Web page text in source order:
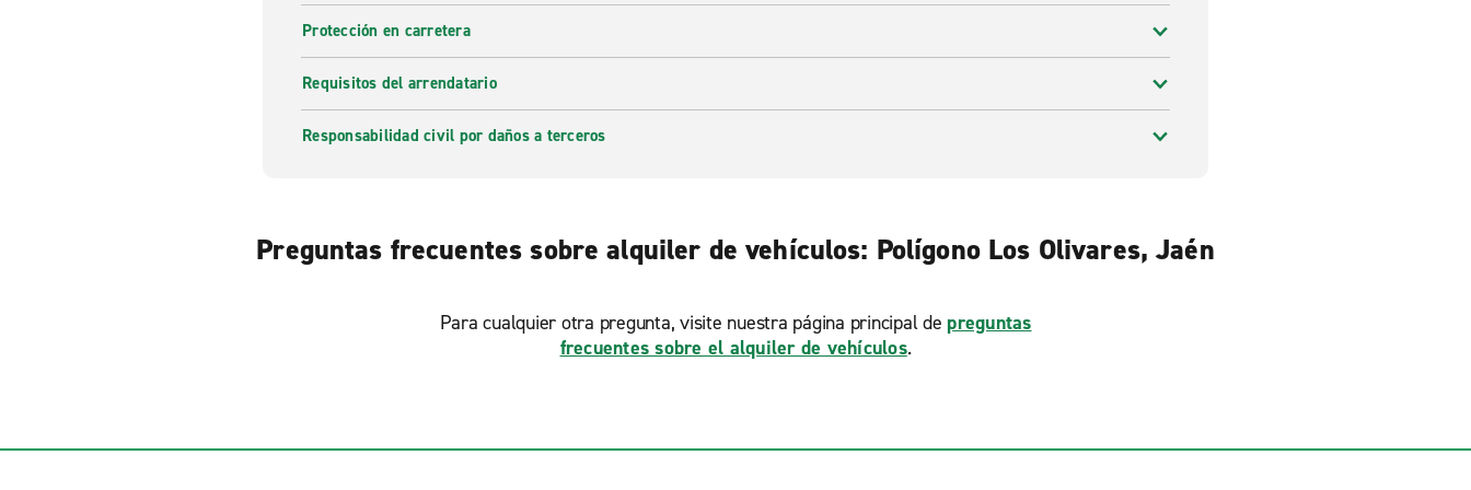
Protección en carretera
Requisitos del arrendatario
Responsabilidad civil por daños a terceros
Preguntas frecuentes sobre alquiler de vehículos: Polígono Los Olivares, Jaén
Para cualquier otra pregunta, visite nuestra página principal de preguntas
frecuentes sobre el alquiler de vehículos.